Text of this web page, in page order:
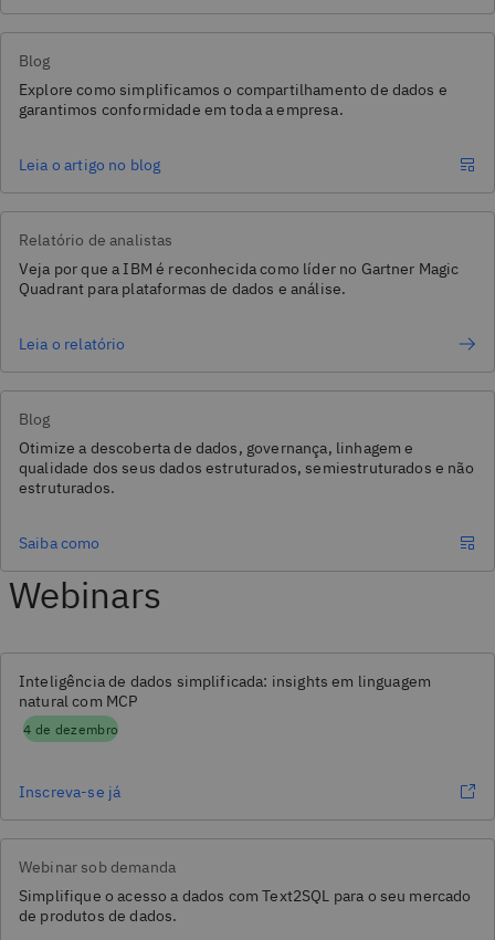
Blog
Explore como simplificamos o compartilhamento de dados e
garantimos conformidade em toda a empresa.
Leia o artigo no blog
Relatório de analistas
Veja por que a IBM é reconhecida como líder no Gartner Magic
Quadrant para plataformas de dados e análise.
Leia o relatório
Blog
Otimize a descoberta de dados, governança, linhagem e
qualidade dos seus dados estruturados, semiestruturados e não
estruturados.
Saiba como
Webinars
Inteligência de dados simplificada: insights em linguagem
natural com MCP
4 de dezembro
Inscreva-se já
Webinar sob demanda
Simplifique o acesso a dados com Text2SQL para o seu mercado
de produtos de dados.